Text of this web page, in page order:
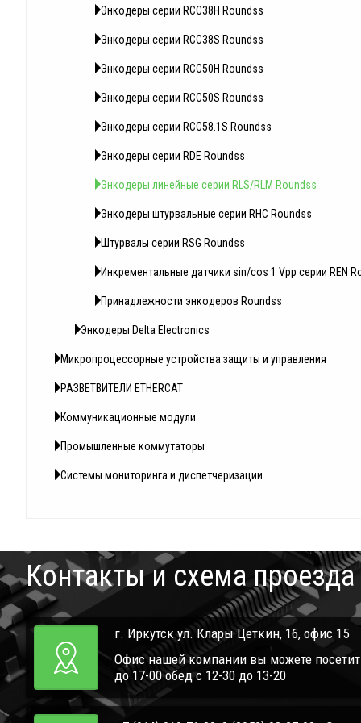
Энкодеры серии RCC38Н Roundss
Энкодеры серии RCC38S Roundss
Энкодеры серии RCC50Н Roundss
Энкодеры серии RCC50S Roundss
Энкодеры серии RCC58.1S Roundss
Энкодеры серии RDE Roundss
Энкодеры линейные серии RLS/RLM Roundss
Энкодеры штурвальные серии RHC Roundss
Штурвалы серии RSG Roundss
Инкрементальные датчики sin/cos 1 Vpp серии REN
Принадлежности энкодеров Roundss
Энкодеры Delta Electronics
Микропроцессорные устройства защиты и управления
РАЗВЕТВИТЕЛИ ETHERCAT
Коммуникационные модули
Промышленные коммутаторы
Системы мониторинга и диспетчеризации
Контакты и схема проезда
г. Иркутск ул. Клары Цеткин, 16, офис 15
Офис нашей компании вы можете
до 17-00 обед с 12-30 до 13-20